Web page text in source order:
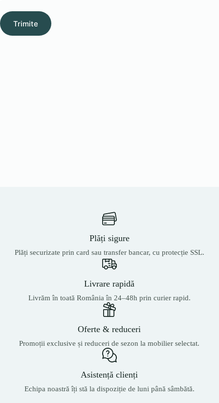
Trimite
Plăți sigure
Plăți securizate prin card sau transfer bancar, cu protecție SSL.
Livrare rapidă
Livrăm în toată România în 24–48h prin curier rapid.
Oferte & reduceri
Promoții exclusive și reduceri de sezon la mobilier selectat.
Asistență clienți
Echipa noastră îți stă la dispoziție de luni până sâmbătă.